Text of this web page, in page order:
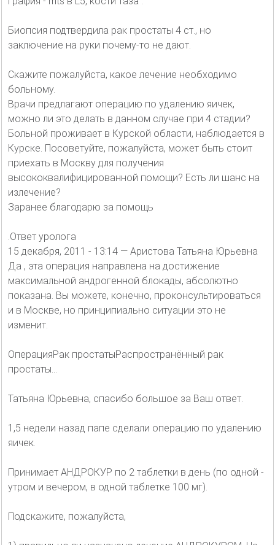
Биопсия подтвердила рак простаты 4 ст., но
заключение на руки почему-то не дают.
Скажите пожалуйста, какое лечение необходимо
больному.
Врачи предлагают операцию по удалению яичек,
можно ли это делать в данном случае при 4 стадии?
Больной проживает в Курской области, наблюдается в
Курске. Посоветуйте, пожалуйста, может быть стоит
приехать в Москву для получения
высококвалифицированной помощи? Есть ли шанс на
излечение?
Заранее благодарю за помощь
.Ответ уролога
15 декабря, 2011 - 13:14 — Аристова Татьяна Юрьевна
Да , эта операция направлена на достижение
максимальной андрогенной блокады, абсолютно
показана. Вы можете, конечно, проконсультироваться
и в Москве, но принципиально ситуации это не
изменит.
ОперацияРак простатыРаспространённый рак
простаты...
Татьяна Юрьевна, спасибо большое за Ваш ответ.
1,5 недели назад папе сделали операцию по удалению
яичек.
Принимает АНДРОКУР по 2 таблетки в день (по одной -
утром и вечером, в одной таблетке 100 мг).
Подскажите, пожалуйста,